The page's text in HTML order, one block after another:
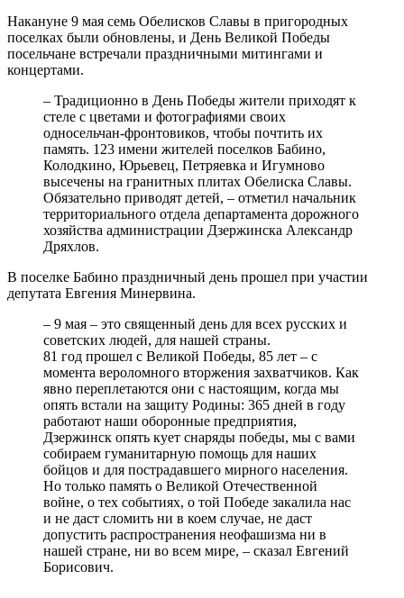
Накануне 9 мая семь Обелисков Славы в пригородных
поселках были обновлены, и День Великой Победы
посельчане встречали праздничными митингами и
концертами.
– Традиционно в День Победы жители приходят к
стеле с цветами и фотографиями своих
односельчан-фронтовиков, чтобы почтить их
память. 123 имени жителей поселков Бабино,
Колодкино, Юрьевец, Петряевка и Игумново
высечены на гранитных плитах Обелиска Славы.
Обязательно приводят детей, – отметил начальник
территориального отдела департамента дорожного
хозяйства администрации Дзержинска Александр
Дряхлов.
В поселке Бабино праздничный день прошел при участии
депутата Евгения Минервина.
– 9 мая – это священный день для всех русских и
советских людей, для нашей страны.
81 год прошел с Великой Победы, 85 лет – с
момента вероломного вторжения захватчиков. Как
явно переплетаются они с настоящим, когда мы
опять встали на защиту Родины: 365 дней в году
работают наши оборонные предприятия,
Дзержинск опять кует снаряды победы, мы с вами
собираем гуманитарную помощь для наших
бойцов и для пострадавшего мирного населения.
Но только память о Великой Отечественной
войне, о тех событиях, о той Победе закалила нас
и не даст сломить ни в коем случае, не даст
допустить распространения неофашизма ни в
нашей стране, ни во всем мире, – сказал Евгений
Борисович.